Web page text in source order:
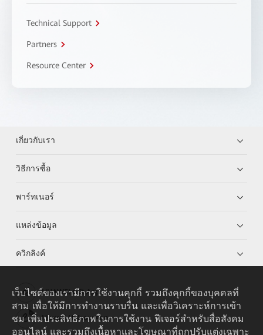
Technical Support
Partners
Resource Center
เกี่ยวกับเรา
วิธีการซื้อ
พาร์ทเนอร์
แหล่งข้อมูล
ควิกลิงค์
HUAWEI eKit App
Huawei HiKnow App
เว็บไซต์ของเรามีการใช้งานคุกกี้ รวมถึงคุกกี้ของบุคคลที่
สาม เพื่อให้มีการทำงานราบรื่น และเพื่อวิเคราะห์การเข้า
ชม เพิ่มประสิทธิภาพในการใช้งาน ฟีเจอร์สำหรับสื่อสังคม
ออนไลน์ และรวมถึงเนื้อหาและโฆษณาที่ถูกปรับแต่งเฉพาะ